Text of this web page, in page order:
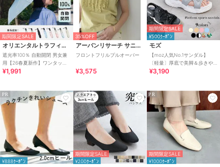
期間限定SALE
オリエンタルトラフィック
遮光率100％ 自動開閉 男女兼
用【26春夏新作】ワンタッチ
晴雨兼用 折りたたみ傘 /G-
¥1,991
35%OFF
アーバンリサーチ サニーレーベル
フロントフリルプルオーバー
¥3,575
期間限定SALE
¥500ｸｰﾎﾟﾝ
モズ
【moz人気No.1サンダル】
〔軽量〕厚底で美脚＆歩きや
すい！疲れにくいフィット感
¥3,190
PR
¥888ｸｰﾎﾟﾝ
PR
期間限定SALE
¥200ｸｰﾎﾟﾝ
PR
期間限定SALE
¥1000ｸｰﾎﾟﾝ